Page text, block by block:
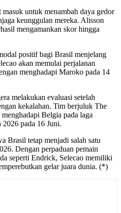
untuk menambah daya gedor
keunggulan mereka. Alisson
mengamankan skor hingga
positif bagi Brasil menjelang
akan memulai perjalanan
menghadapi Maroko pada 14
melakukan evaluasi setelah
kekalahan. Tim berjuluk The
Belgia pada laga
pada 16 Juni.
Brasil tetap menjadi salah satu
Dengan perpaduan pemain
seperti Endrick, Selecao memiliki
gelar juara dunia. (*)